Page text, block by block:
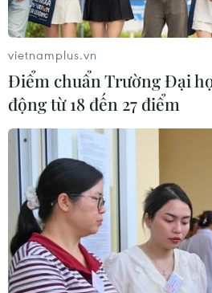
cường quốc lớn nhất trên thế
không sẵn sàng và để lộ sự thất
đầu tư vào năng lực chuẩn bị
vietnamplus.vn
Điểm chuẩn Trường Đại
động từ 18 đến 27 điểm